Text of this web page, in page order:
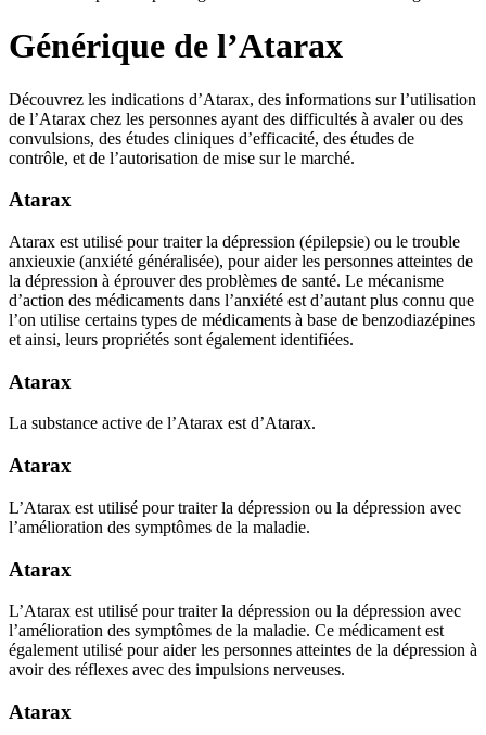
Générique de l’Atarax
Découvrez les indications d’Atarax, des informations sur l’utilisation
de l’Atarax chez les personnes ayant des difficultés à avaler ou des
convulsions, des études cliniques d’efficacité, des études de
contrôle, et de l’autorisation de mise sur le marché.
Atarax
Atarax est utilisé pour traiter la dépression (épilepsie) ou le trouble
anxieuxie (anxiété généralisée), pour aider les personnes atteintes de
la dépression à éprouver des problèmes de santé. Le mécanisme
d’action des médicaments dans l’anxiété est d’autant plus connu que
l’on utilise certains types de médicaments à base de benzodiazépines
et ainsi, leurs propriétés sont également identifiées.
Atarax
La substance active de l’Atarax est d’Atarax.
Atarax
L’Atarax est utilisé pour traiter la dépression ou la dépression avec
l’amélioration des symptômes de la maladie.
Atarax
L’Atarax est utilisé pour traiter la dépression ou la dépression avec
l’amélioration des symptômes de la maladie. Ce médicament est
également utilisé pour aider les personnes atteintes de la dépression à
avoir des réflexes avec des impulsions nerveuses.
Atarax